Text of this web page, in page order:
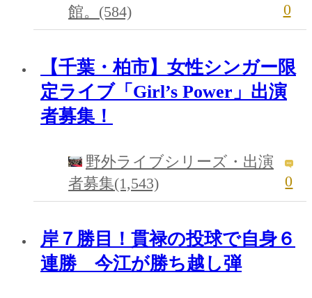
館。(584)
0
【千葉・柏市】女性シンガー限
定ライブ「Girl’s Power」出演
者募集！
野外ライブシリーズ・出演
者募集(1,543)
0
岸７勝目！貫禄の投球で自身６
連勝 今江が勝ち越し弾